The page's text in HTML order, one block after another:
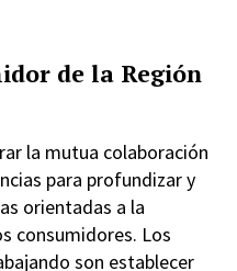
de la Región
la mutua colaboración
para profundizar y
orientadas a la
consumidores. Los
son establecer